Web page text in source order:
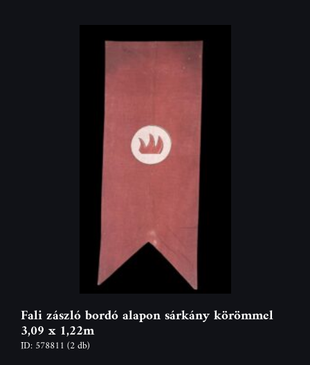
Fali zászló bordó alapon sárkány körömmel
3,09 x 1,22m
ID: 578811 (2 db)